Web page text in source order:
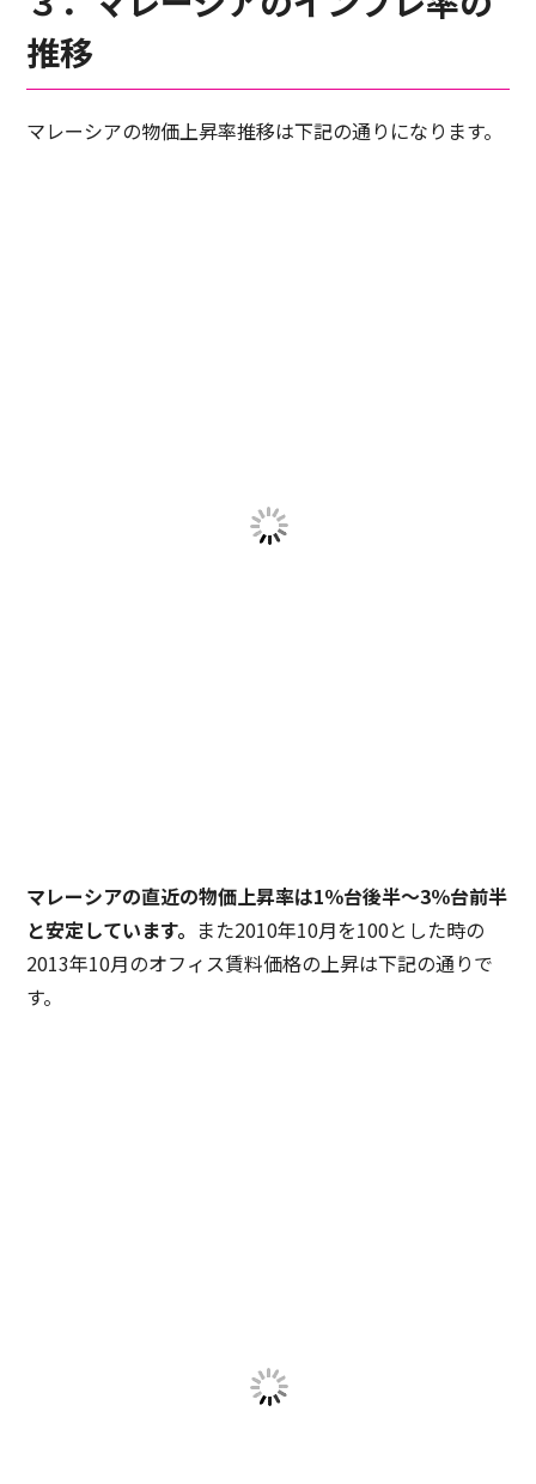
推移
マレーシアの物価上昇率推移は下記の通りになります。
マレーシアの直近の物価上昇率は1％台後半〜3％台前半
と安定しています。 また2010年10月を100とした時の
2013年10月のオフィス賃料価格の上昇は下記の通りで
す。